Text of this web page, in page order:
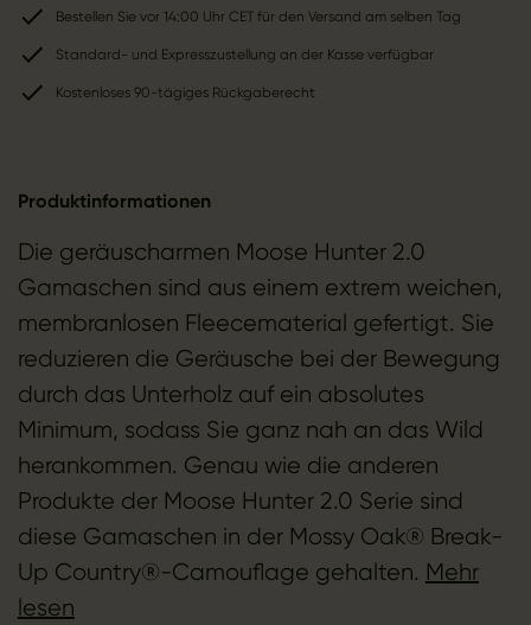
Bestellen Sie vor 14:00 Uhr CET für den Versand am selben Tag
Standard- und Expresszustellung an der Kasse verfügbar
Kostenloses 90-tägiges Rückgaberecht
Produktinformationen
Die geräuscharmen Moose Hunter 2.0
Gamaschen sind aus einem extrem weichen,
membranlosen Fleecematerial gefertigt. Sie
reduzieren die Geräusche bei der Bewegung
durch das Unterholz auf ein absolutes
Minimum, sodass Sie ganz nah an das Wild
herankommen. Genau wie die anderen
Produkte der Moose Hunter 2.0 Serie sind
diese Gamaschen in der Mossy Oak® Break-
Up Country®-Camouflage gehalten. Mehr
lesen